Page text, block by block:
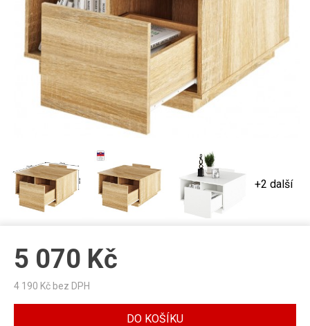
+2 další
5 070 Kč
4 190 Kč bez DPH
DO KOŠÍKU